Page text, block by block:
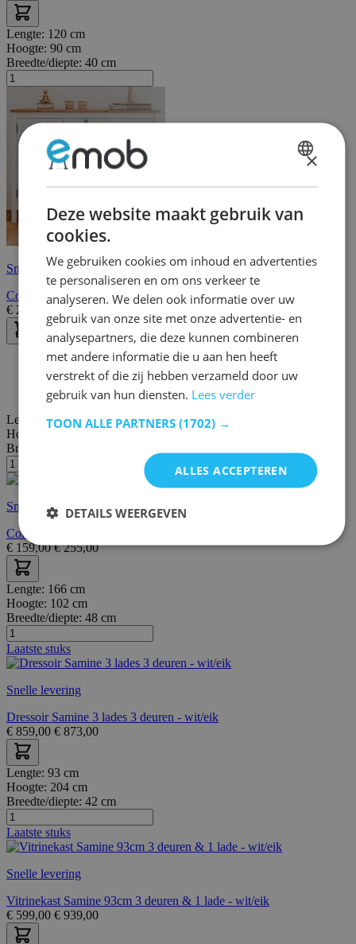
Lengte: 120 cm
Hoogte: 90 cm
Breedte/diepte: 40 cm
Snelle levering
Commode Berge 120cm 3 deuren & 1 lade - wit/eik
€ 269,00 417,00
30 dagen bedenktijd
Gratis bezorging en retour
Gratis achteraf of in termijnen betalen
Lengte:80 cm
Hoogte:
Breedte/diepte:
Snelle levering
Commode Berge 80cm 2 deuren - wit/eik
€ 159,00 €255,00
Lengte: 166 cm
Hoogte: 102 cm
Breedte/diepte: 48 cm
Laatste stuks
Snelle levering
Dressoir Samine 3 lades 3 deuren - wit/eik
€ 859,00 € 873,00
Lengte: 93 cm
Hoogte: 204 cm
Breedte/diepte: 42 cm
Laatste stuks
Snelle levering
Vitrinekast Samine 93cm 3 deuren & 1 lade - wit/eik
€ 599,00 € 939,00
×
Deze website maakt gebruik van
cookies.
We gebruiken cookies om inhoud en advertenties
te personaliseren en om ons verkeer te
analyseren. We delen ook informatie over uw
gebruik van onze site met onze advertentie- en
analysepartners, die deze kunnen combineren
met andere informatie die u aan hen heeft
verstrekt of die zij hebben verzameld door uw
gebruik van hun diensten. Lees verder
TOON ALLE PARTNERS (1702) →
ALLES ACCEPTEREN
DETAILS WEERGEVEN